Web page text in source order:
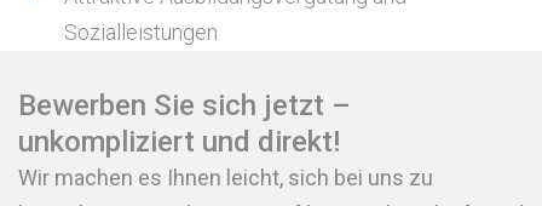
Sozialleistungen
Bewerben Sie sich jetzt –
unkompliziert und direkt!
Wir machen es Ihnen leicht, sich bei uns zu